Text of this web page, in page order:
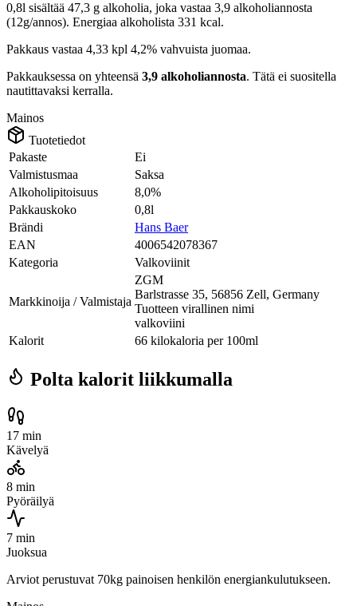
0,8l sisältää 47,3 g alkoholia, joka vastaa 3,9 alkoholiannosta
(12g/annos). Energiaa alkoholista 331 kcal.
Pakkaus vastaa 4,33 kpl 4,2% vahvuista juomaa.
Pakkauksessa on yhteensä 3,9 alkoholiannosta. Tätä ei suositella
nautittavaksi kerralla.
Mainos
Tuotetiedot
Pakaste
Ei
Valmistusmaa
Saksa
Alkoholipitoisuus
8,0%
Pakkauskoko
0,8l
Brändi
Hans Baer
EAN
4006542078367
Kategoria
Valkoviinit
Markkinoija / Valmistaja
ZGM
Barlstrasse 35, 56856 Zell, Germany
Tuotteen virallinen nimi
valkoviini
Kalorit
66 kilokaloria per 100ml
Polta kalorit liikkumalla
17 min
Kävelyä
8 min
Pyöräilyä
7 min
Juoksua
Arviot perustuvat 70kg painoisen henkilön energiankulutukseen.